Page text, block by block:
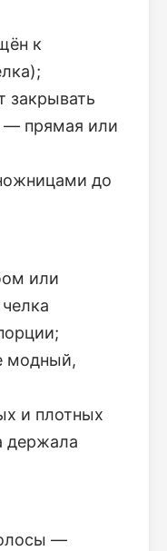
к
закрывать
— прямая или
до
или
модный,
и плотных
держала
—